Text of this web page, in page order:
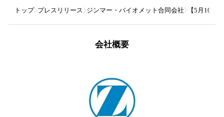
トップ プレスリリース ジンマー・バイオメット合同会社 【5月10日
会社概要